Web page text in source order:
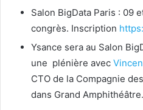
Salon BigData Paris : 09
congrès. Inscription
Ysance sera au Salon
une plénière avec
CTO de la Compagnie
dans Grand Amphithéâtre.